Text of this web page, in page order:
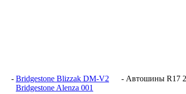
- Bridgestone Blizzak DM-V2
Bridgestone Alenza 001
- Автошины R17